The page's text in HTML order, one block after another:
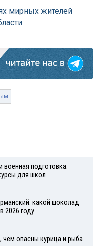
мирных жителей
военная подготовка:
для школ
какой шоколад
2026 году
чем опасны курица и рыба